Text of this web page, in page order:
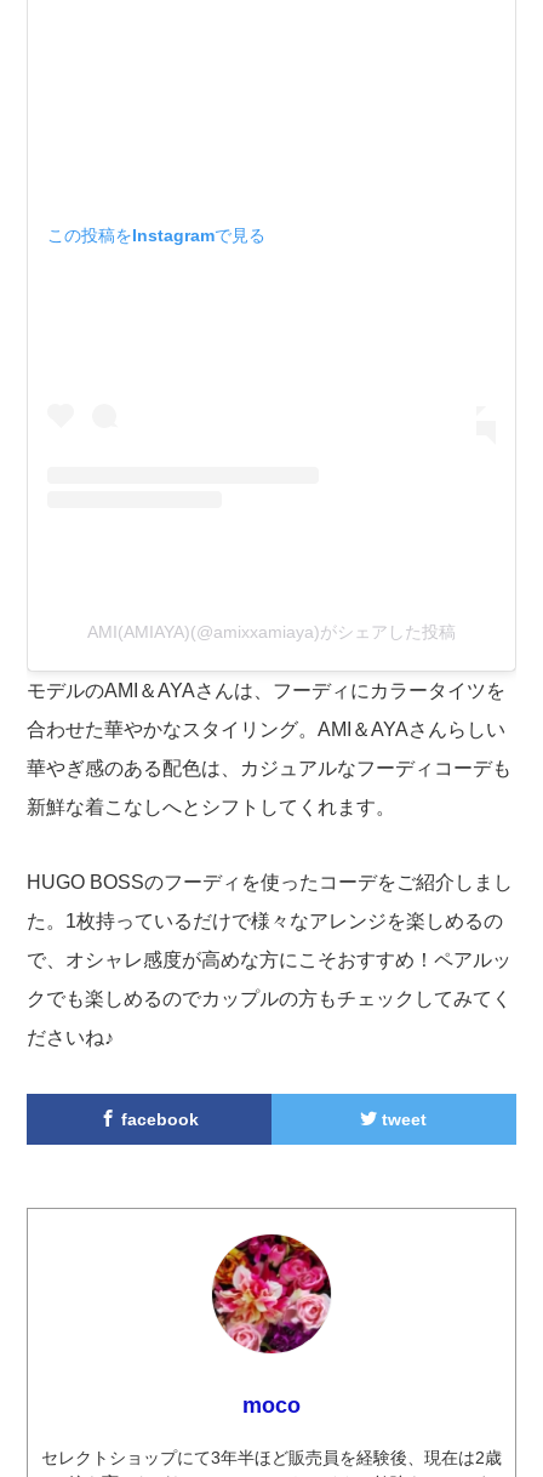
この投稿をInstagramで見る
AMI(AMIAYA)(@amixxamiaya)がシェアした投稿
モデルのAMI＆AYAさんは、フーディにカラータイツを
合わせた華やかなスタイリング。AMI＆AYAさんらしい
華やぎ感のある配色は、カジュアルなフーディコーデも
新鮮な着こなしへとシフトしてくれます。
HUGO BOSSのフーディを使ったコーデをご紹介しまし
た。1枚持っているだけで様々なアレンジを楽しめるの
で、オシャレ感度が高めな方にこそおすすめ！ペアルッ
クでも楽しめるのでカップルの方もチェックしてみてく
ださいね♪
facebook tweet
moco
セレクトショップにて3年半ほど販売員を経験後、現在は2歳